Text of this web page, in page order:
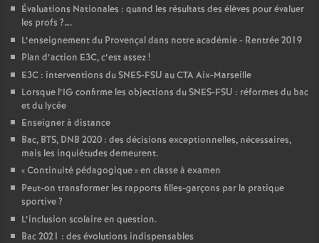
Évaluations Nationales : quand les résultats des élèves pour évaluer
les profs ?….
L’enseignement du Provençal dans notre académie - Rentrée 2019
Plan d’action E3C, c’est assez!
E3C : interventions du SNES-FSU au CTA Aix-Marseille
Lorsque l’IG confirme les objections du SNES-FSU : réformes du bac
et du lycée
Enseigner à distance
Bac, BTS, DNB 2020 : des décisions exceptionnelles, nécessaires,
mais les inquiétudes demeurent.
«Continuité pédagogique» en classe à examen
Peut-on transformer les rapports filles-garçons par la pratique
sportive?
L’inclusion scolaire en question.
Bac 2021 : des évolutions indispensables